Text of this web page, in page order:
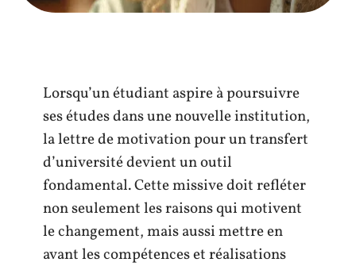
Lorsqu’un étudiant aspire à poursuivre
ses études dans une nouvelle institution,
la lettre de motivation pour un transfert
d’université devient un outil
fondamental. Cette missive doit refléter
non seulement les raisons qui motivent
le changement, mais aussi mettre en
avant les compétences et réalisations